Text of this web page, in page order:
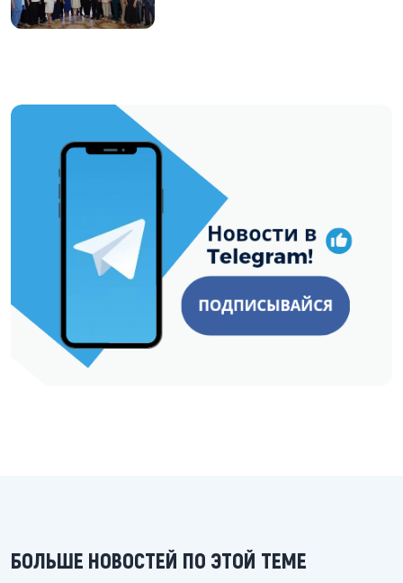
https://t.me/minskctvby
БОЛЬШЕ НОВОСТЕЙ ПО ЭТОЙ ТЕМЕ